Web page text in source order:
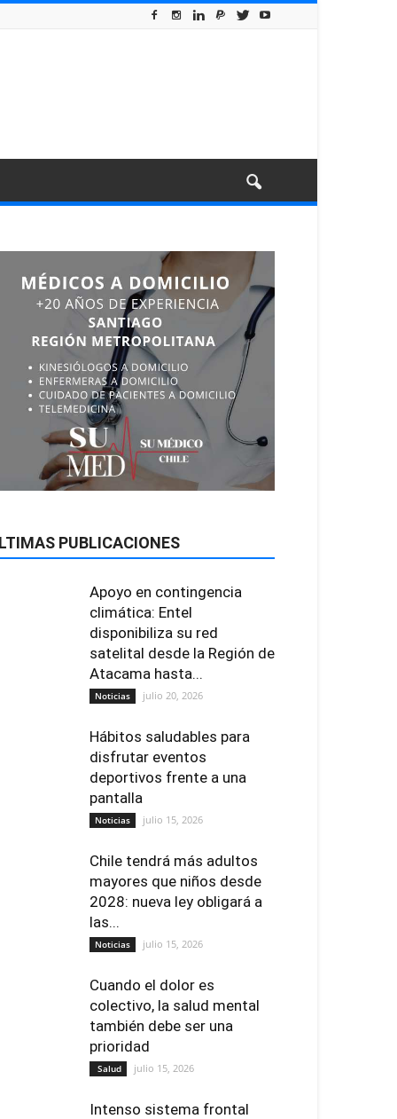
PUBLICACIONES
Apoyo en contingencia
climática: Entel
disponibiliza su red
satelital desde la Región de
Atacama hasta...
Noticias julio 20, 2026
Hábitos saludables para
disfrutar eventos
deportivos frente a una
pantalla
Noticias julio 15, 2026
Chile tendrá más adultos
mayores que niños desde
2028: nueva ley obligará a
las...
Noticias julio 15, 2026
Cuando el dolor es
colectivo, la salud mental
también debe ser una
prioridad
Salud julio 15, 2026
Intenso sistema frontal